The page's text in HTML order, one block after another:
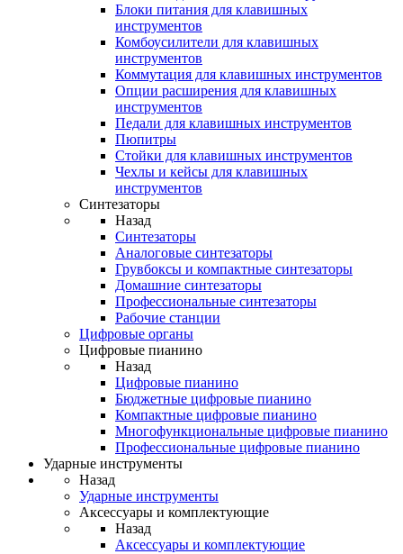
Блоки питания для клавишных
инструментов
Комбоусилители для клавишных
инструментов
Коммутация для клавишных инструментов
Опции расширения для клавишных
инструментов
Педали для клавишных инструментов
Пюпитры
Стойки для клавишных инструментов
Чехлы и кейсы для клавишных
инструментов
Синтезаторы
Назад
Синтезаторы
Аналоговые синтезаторы
Грувбоксы и компактные синтезаторы
Домашние синтезаторы
Профессиональные синтезаторы
Рабочие станции
Цифровые органы
Цифровые пианино
Назад
Цифровые пианино
Бюджетные цифровые пианино
Компактные цифровые пианино
Многофункциональные цифровые пианино
Профессиональные цифровые пианино
Ударные инструменты
Назад
Ударные инструменты
Аксессуары и комплектующие
Назад
Аксессуары и комплектующие